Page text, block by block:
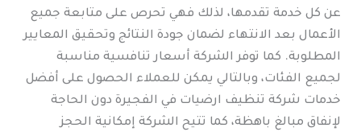
عن كل خدمة تقدمها، لذلك فهي تحرص على متابعة جميع
الأعمال بعد الانتهاء لضمان جودة النتائج وتحقيق المعايير
المطلوبة. كما توفر الشركة أسعار تنافسية مناسبة
لجميع الفئات، وبالتالي يمكن للعملاء الحصول على أفضل
خدمات شركة تنظيف ارضيات في الفجيرة دون الحاجة
لإنفاق مبالغ باهظة، كما تتيح الشركة إمكانية الحجز